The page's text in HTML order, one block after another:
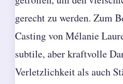
gerecht zu werden. Zum
Casting von Mélanie
subtile, aber kraftvolle
Verletzlichkeit als auch